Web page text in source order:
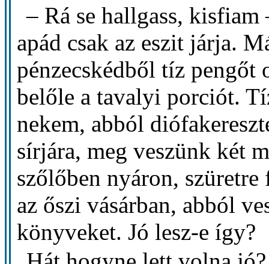
– Rá se hallgass,
apád csak az eszit járja.
pénzecskédből tíz
belőle a tavalyi porciót.
nekem, abból
sírjára, meg veszünk két
szőlőben nyáron,
az őszi vásárban, abból
könyveket. Jó lesz-e így?